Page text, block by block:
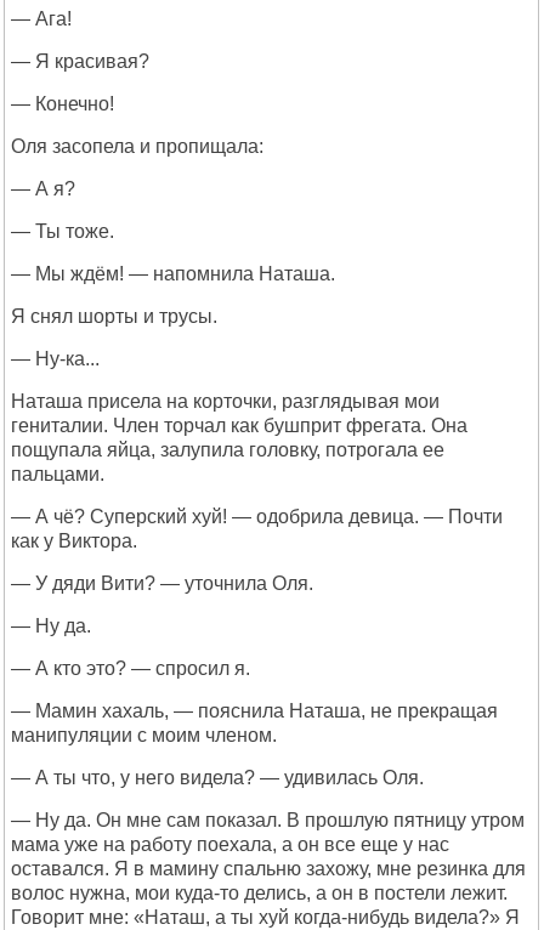
— Ага!
— Я красивая?
— Конечно!
Оля засопела и пропищала:
— А я?
— Ты тоже.
— Мы ждём! — напомнила Наташа.
Я снял шорты и трусы.
— Ну-ка...
Наташа присела на корточки, разглядывая мои
гениталии. Член торчал как бушприт фрегата. Она
пощупала яйца, залупила головку, потрогала ее
пальцами.
— А чё? Суперский хуй! — одобрила девица. — Почти
как у Виктора.
— У дяди Вити? — уточнила Оля.
— Ну да.
— А кто это? — спросил я.
— Мамин хахаль, — пояснила Наташа, не прекращая
манипуляции с моим членом.
— А ты что, у него видела? — удивилась Оля.
— Ну да. Он мне сам показал. В прошлую пятницу утром
мама уже на работу поехала, а он все еще у нас
оставался. Я в мамину спальню захожу, мне резинка для
волос нужна, мои куда-то делись, а он в постели лежит.
Говорит мне: «Наташ, а ты хуй когда-нибудь видела?» Я